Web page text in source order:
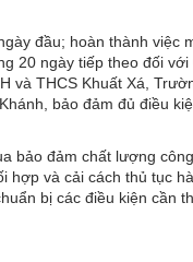
đầu; hoàn thành việc
20 ngày tiếp theo đối với
và THCS Khuất Xá,
bảo đảm đủ điều
bảo đảm chất lượng
hợp và cải cách thủ tục
bị các điều kiện cần